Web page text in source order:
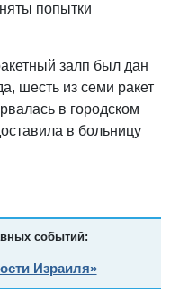
попытки
залп был дан
шесть из семи ракет
в городском
в больницу
событий:
Израиля»